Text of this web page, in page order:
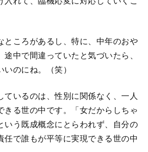
花さんとの二人芝居「 さるすべり